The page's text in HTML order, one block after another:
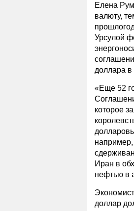
Елена
валюту,
Урсулой
доллара в
«Еще 52
которое
Иран в
нефтью в
доллар